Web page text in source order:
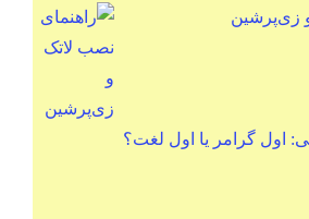
زی‌پرشین
اول گرامر یا اول لغت؟